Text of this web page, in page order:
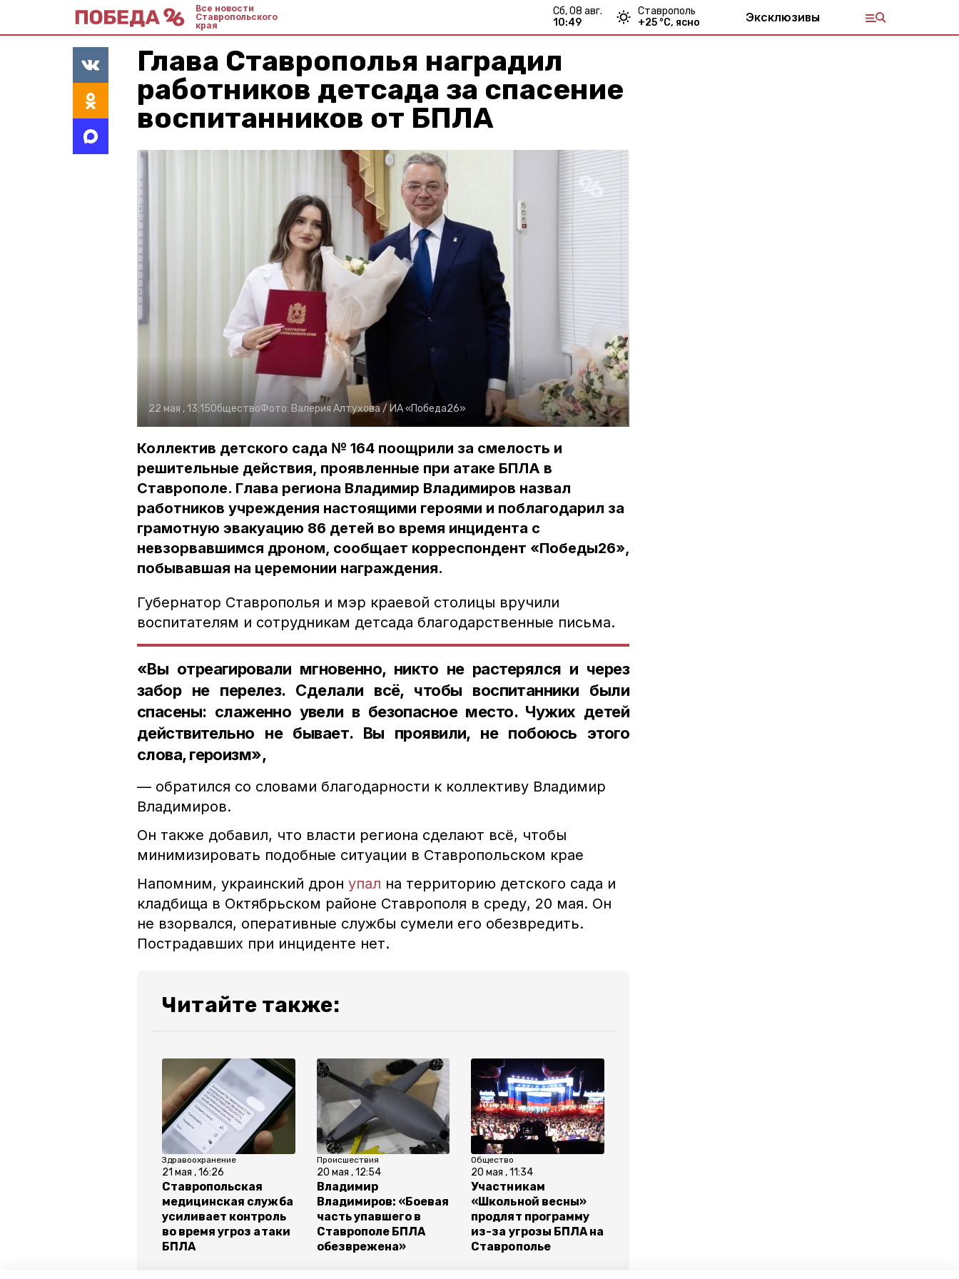
Все новости
Ставропольского
края
сб, 08 авг.
10:49
Ставрополь
+25 °С, ясно Эксклюзивы
Глава Ставрополья наградил
работников детсада за спасение
воспитанников от БПЛА
22 мая , 13:15ОбществоФото: Валерия Алтухова / ИА «Победа26»
Коллектив детского сада № 164 поощрили за смелость и
решительные действия, проявленные при атаке БПЛА в
Ставрополе. Глава региона Владимир Владимиров назвал
работников учреждения настоящими героями и поблагодарил за
грамотную эвакуацию 86 детей во время инцидента с
невзорвавшимся дроном, сообщает корреспондент «Победы26»,
побывавшая на церемонии награждения.
Губернатор Ставрополья и мэр краевой столицы вручили
воспитателям и сотрудникам детсада благодарственные письма.
«Вы отреагировали мгновенно, никто не растерялся и через
забор не перелез. Сделали всё, чтобы воспитанники были
спасены: слаженно увели в безопасное место. Чужих детей
действительно не бывает. Вы проявили, не побоюсь этого
слова, героизм»,
— обратился со словами благодарности к коллективу Владимир
Владимиров.
Он также добавил, что власти региона сделают всё, чтобы
минимизировать подобные ситуации в Ставропольском крае
Напомним, украинский дрон упал на территорию детского сада и
кладбища в Октябрьском районе Ставрополя в среду, 20 мая. Он
не взорвался, оперативные службы сумели его обезвредить.
Пострадавших при инциденте нет.
Читайте также:
Здравоохранение
21 мая , 16:26
Ставропольская
медицинская служба
усиливает контроль
во время угроз атаки
БПЛА
Происшествия
20 мая , 12:54
Владимир
Владимиров: «Боевая
часть упавшего в
Ставрополе БПЛА
обезврежена»
Общество
20 мая , 11:34
Участникам
«Школьной весны»
продлят программу
из-за угрозы БПЛА на
Ставрополье